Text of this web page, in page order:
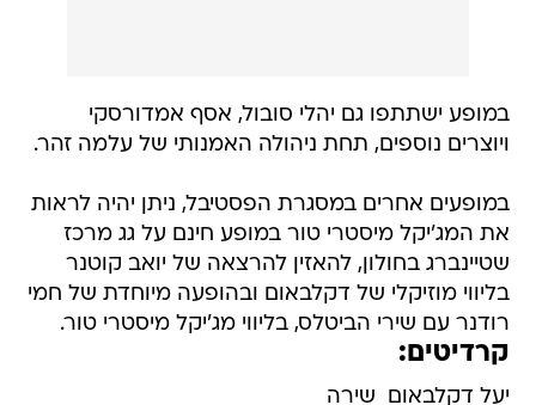
במופע ישתתפו גם יהלי סובול, אסף אמדורסקי
ויוצרים נוספים, תחת ניהולה האמנותי של עלמה זהר.
במופעים אחרים במסגרת הפסטיבל, ניתן יהיה לראות
את המג'יקל מיסטרי טור במופע חינם על גג מרכז
שטיינברג בחולון, להאזין להרצאה של יואב קוטנר
בליווי מוזיקלי של דקלבאום ובהופעה מיוחדת של חמי
רודנר עם שירי הביטלס, בליווי מג'יקל מיסטרי טור.
קרדיטים:
יעל דקלבאום  שירה